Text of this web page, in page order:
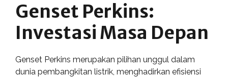
Genset Perkins:
Investasi Masa Depan
Genset Perkins merupakan pilihan unggul dalam
dunia pembangkitan listrik, menghadirkan efisiensi